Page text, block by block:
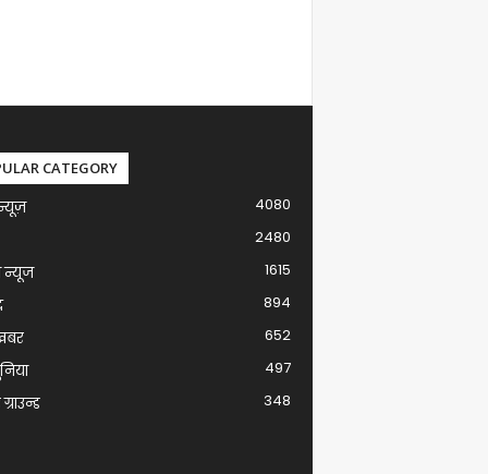
CATEGORY
4080
2480
न्यूज
1615
894
652
497
348